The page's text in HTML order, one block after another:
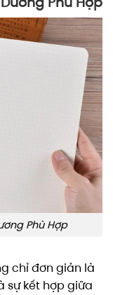
Phù Hợp
chỉ đơn giản là
sự kết hợp giữa